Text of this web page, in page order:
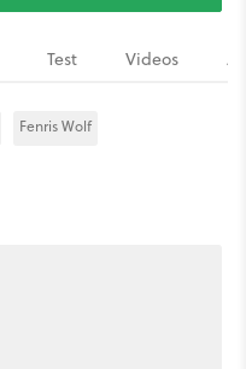
Test Videos
Fenris Wolf